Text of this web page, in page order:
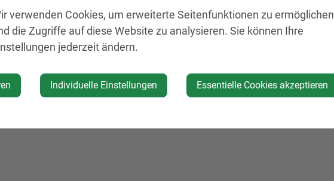
Öffnungszeiten
– 19:00 Uhr
8:00 – 12:00 Uhr
verwenden Cookies, um erweiterte Seitenfunktionen zu ermöglichen
die Zugriffe auf diese Website zu analysieren. Sie können Ihre
jederzeit ändern.
Individuelle Einstellungen Essentielle Cookies akzeptieren